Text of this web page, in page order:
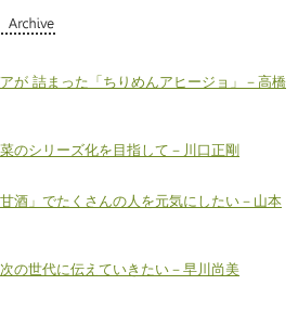
が 詰まった「ちりめんアヒージョ」－高橋
のシリーズ化を目指して－川口正剛
酒」でたくさんの人を元気にしたい－山本
の世代に伝えていきたい－早川尚美